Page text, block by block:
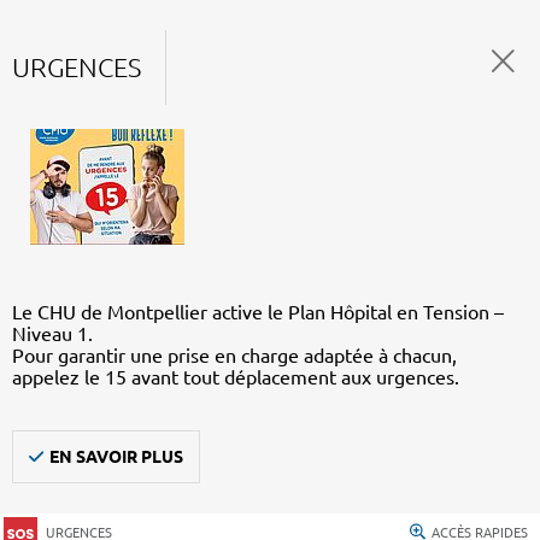
URGENCES
Le CHU de Montpellier active le Plan Hôpital en Tension –
Niveau 1.
Pour garantir une prise en charge adaptée à chacun,
appelez le 15 avant tout déplacement aux urgences.
EN SAVOIR PLUS
URGENCES ACCÈS RAPIDES